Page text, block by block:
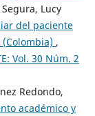
Lucy
del paciente
,
Vol. 30 Núm. 2
Redondo,
académico y